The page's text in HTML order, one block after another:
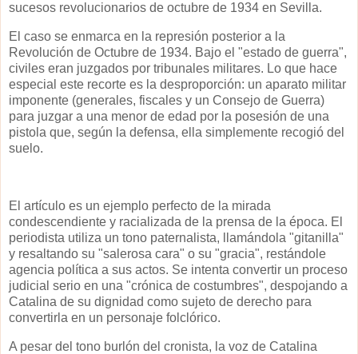
sucesos revolucionarios de octubre de 1934 en Sevilla.
El caso se enmarca en la represión posterior a la
Revolución de Octubre de 1934. Bajo el "estado de guerra",
civiles eran juzgados por tribunales militares. Lo que hace
especial este recorte es la desproporción: un aparato militar
imponente (generales, fiscales y un Consejo de Guerra)
para juzgar a una menor de edad por la posesión de una
pistola que, según la defensa, ella simplemente recogió del
suelo.
El artículo es un ejemplo perfecto de la mirada
condescendiente y racializada de la prensa de la época. El
periodista utiliza un tono paternalista, llamándola "gitanilla"
y resaltando su "salerosa cara" o su "gracia", restándole
agencia política a sus actos. Se intenta convertir un proceso
judicial serio en una "crónica de costumbres", despojando a
Catalina de su dignidad como sujeto de derecho para
convertirla en un personaje folclórico.
A pesar del tono burlón del cronista, la voz de Catalina